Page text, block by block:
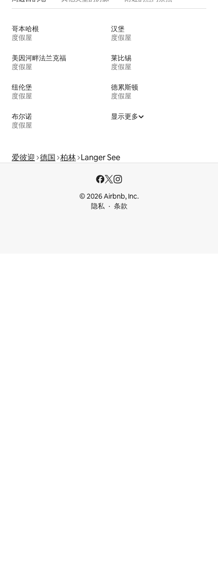
哥本哈根
度假屋
汉堡
度假屋
美因河畔法兰克福
度假屋
莱比锡
度假屋
纽伦堡
度假屋
德累斯顿
度假屋
布尔诺
度假屋
显示更多
爱彼迎 德国 柏林 Langer See
© 2026 Airbnb, Inc.
隐私
条款